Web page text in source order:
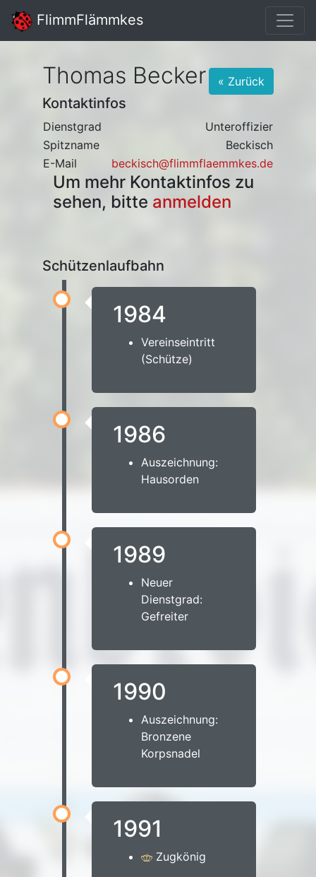
FlimmFlämmkes
« Zurück
Thomas Becker
Kontaktinfos
Dienstgrad
Unteroffizier
Spitzname
Beckisch
E-Mail
beckisch@flimmflaemmkes.de
Um mehr Kontaktinfos zu
sehen, bitte anmelden
Schützenlaufbahn
1984
Vereinseintritt
(Schütze)
1986
Auszeichnung:
Hausorden
1989
Neuer
Dienstgrad:
Gefreiter
1990
Auszeichnung:
Bronzene
Korpsnadel
1991
Zugkönig